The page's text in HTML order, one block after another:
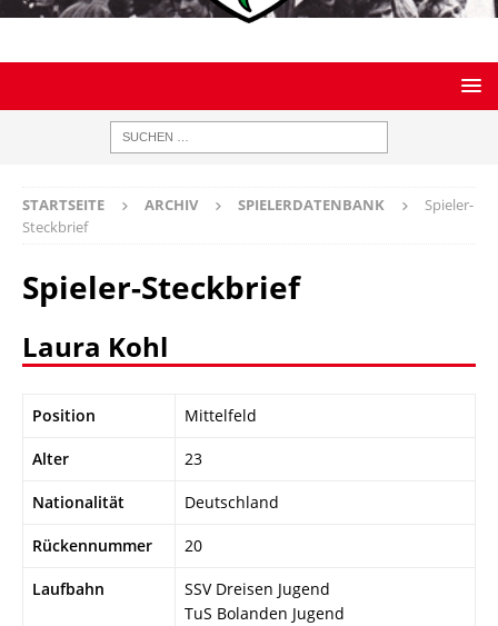
STARTSEITE ARCHIV SPIELERDATENBANK
Spieler-
Steckbrief
Spieler-Steckbrief
Laura Kohl
Position Mittelfeld
Alter 23
Nationalität Deutschland
Rückennummer 20
Laufbahn
SSV Dreisen Jugend
TuS Bolanden Jugend